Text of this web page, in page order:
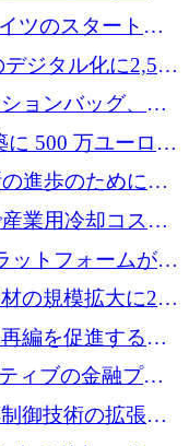
640 万ポンドを
ツのスタートア
、シリコンバレ
だと語る
ジタル化に2,500
ョンバッグ、繊
金調達
に 500 万ユーロを
の進歩のために
業用冷却コスト
を調達
ットフォームが
し、Whering が
の規模拡大に240
編を促進するた
ィブの金融プラ
に 400 万ユーロ
御技術の拡張に